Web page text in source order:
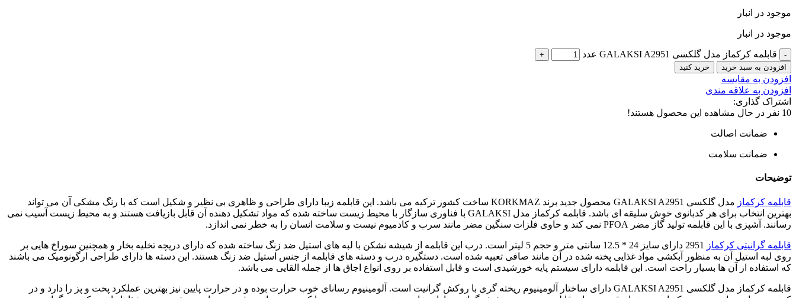
موجود در انبار
موجود در انبار
قابلمه کرکماز مدل گلکسی GALAKSI A2951 عدد
افزودن به سبد خرید خرید کنید
افزودن به مقایسه
افزودن به علاقه مندی
اشتراک گذاری:
10 نفر در حال مشاهده این محصول هستند!
ضمانت اصالت
ضمانت سلامت
توضیحات
قابلمه کرکماز
مدل گلکسی GALAKSI A2951 محصول جدید برند KORKMAZ ساخت کشور ترکیه می باشد. این قابلمه زیبا دارای طراحی و ظاهری بی نظیر و شکیل است که با رنگ مشکی آن می تواند
بهترین انتخاب برای هر کدبانوی خوش سلیقه ای باشد. قابلمه کرکماز مدل GALAKSI با فناوری سازگار با محیط زیست ساخته شده که مواد تشکیل دهنده آن قابل بازیافت هستند و به محیط زیست آسیب نمی
رسانند. آشپزی با این قابلمه تولید گاز مضر PFOA نمی کند و حاوی فلزات سنگین مضر مانند سرب و کادمیوم نیست و سلامت انسان را به خطر نمی اندازد.
قابلمه گرانیتی کرکماز
2951 دارای سایز 24 * 12.5 سانتی متر و حجم 5 لیتر است. درب این قابلمه از شیشه نشکن با لبه های استیل ضد زنگ ساخته شده که دارای دریچه تخلیه بخار و همچنین سوراخ هایی بر
روی لبه استیل آن به منظور آبکشی مواد غذایی پخته شده در آن مانند صافی تعبیه شده است. دستگیره درب و دسته های قابلمه از جنس استیل ضد زنگ هستند. این دسته ها دارای طراحی ارگونومیک می باشند
که استفاده از آن ها بسیار راحت است. این قابلمه دارای سیستم پایه خورشیدی است و قابل استفاده بر روی انواع اجاق ها از جمله القایی می باشد.
قابلمه کرکماز مدل گلکسی GALAKSI A2951 دارای ساختار آلومینیوم ریخته گری با روکش گرانیت است. آلومینیوم رسانای خوب حرارت بوده و در حرارت پایین نیز بهترین عملکرد پخت و پز را دارد و در